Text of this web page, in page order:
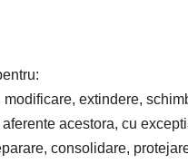
extindere,
acestora, cu
consolidare,